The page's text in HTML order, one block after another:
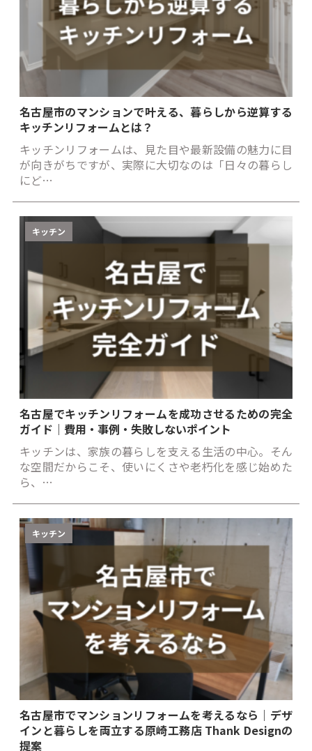
名古屋市のマンションで叶える、暮らしから逆算する
キッチンリフォームとは？
キッチンリフォームは、見た目や最新設備の魅力に目
が向きがちですが、実際に大切なのは「日々の暮らし
にど…
キッチン
名古屋でキッチンリフォームを成功させるための完全
ガイド｜費用・事例・失敗しないポイント
キッチンは、家族の暮らしを支える生活の中心。そん
な空間だからこそ、使いにくさや老朽化を感じ始めた
ら、…
キッチン
名古屋市でマンションリフォームを考えるなら｜デザ
インと暮らしを両立する原崎工務店 Thank Designの
提案